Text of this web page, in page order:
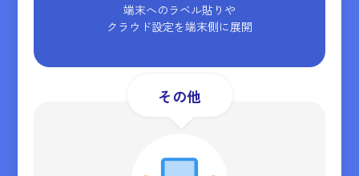
端末へのラベル貼りや
クラウド設定を端末側に展開
その他